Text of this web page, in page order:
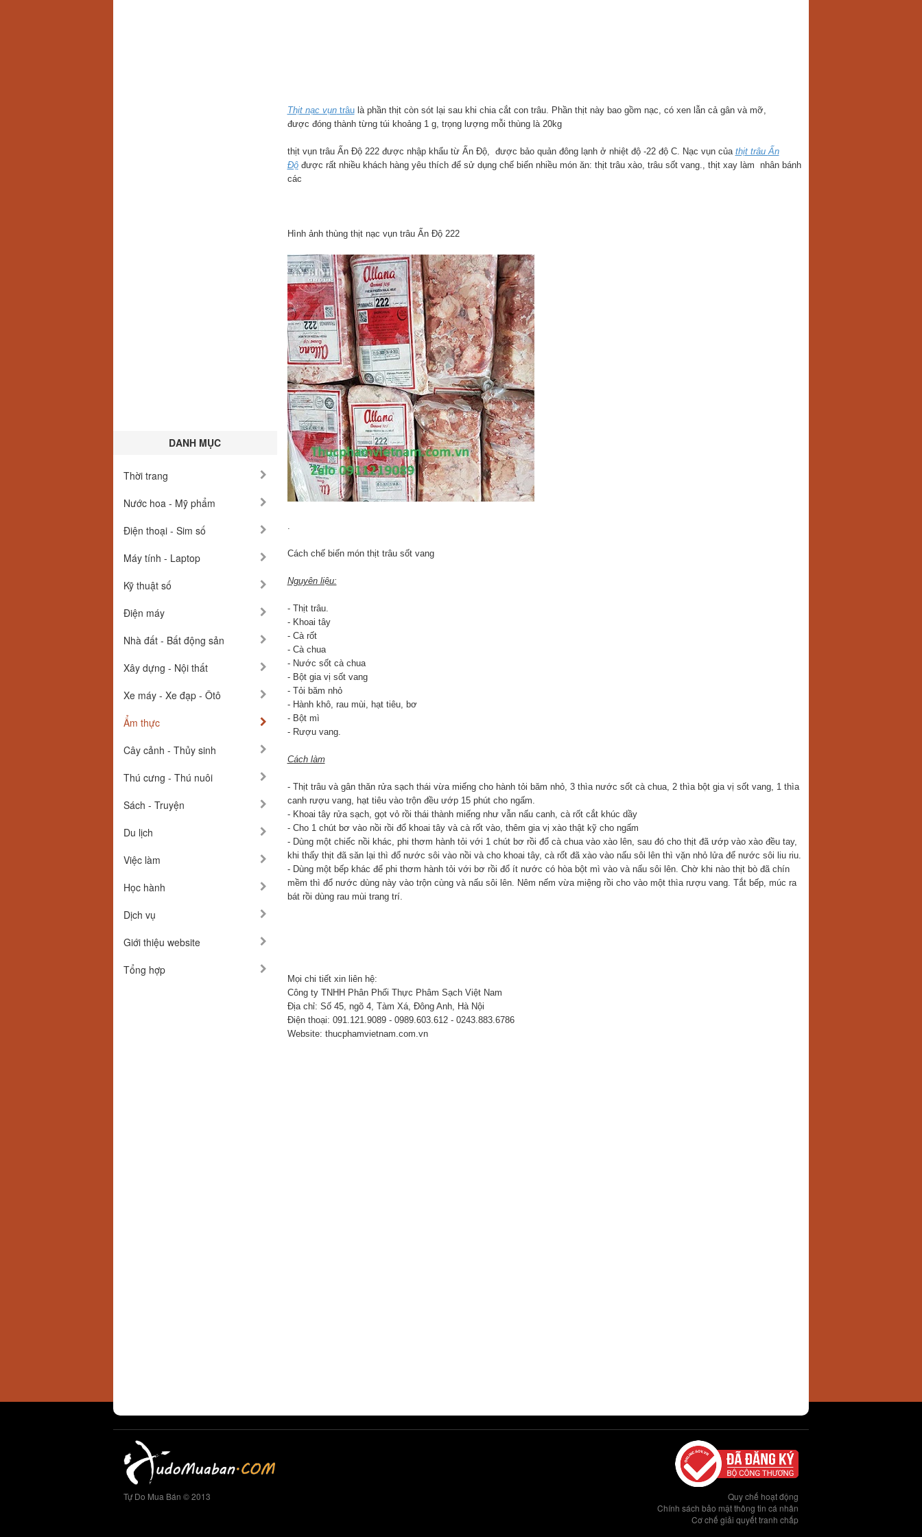
DANH MỤC
Thời trang
Nước hoa - Mỹ phẩm
Điện thoại - Sim số
Máy tính - Laptop
Kỹ thuật số
Điện máy
Nhà đất - Bất động sản
Xây dựng - Nội thất
Xe máy - Xe đạp - Ôtô
Ẩm thực
Cây cảnh - Thủy sinh
Thú cưng - Thú nuôi
Sách - Truyện
Du lịch
Việc làm
Học hành
Dịch vụ
Giới thiệu website
Tổng hợp
Thịt nạc vụntrâulà phần thịt còn sót lại sau khi chia cắt con trâu. Phần thịt này bao gồm nạc, có xen lẫn cả gân và mỡ,
được đóng thành từng túi khoảng 1 g, trọng lượng mỗi thùng là 20kg
thịt vụn trâu Ấn Độ 222 được nhập khẩu từ Ấn Độ, được bảo quản đông lạnh ở nhiệt độ -22 độ C. Nạc vụn của thịt trâuẤn
Độđược rất nhiều khách hàng yêu thích để sử dụng chế biến nhiều món ăn: thịt trâu xào, trâu sốt vang., thịt xay làm nhân bánh
các
Hình ảnh thùng thịt nạc vụn trâu Ấn Độ 222
.
Cách chế biến món thịt trâu sốt vang
Nguyên liệu:
- Thịt trâu.
- Khoai tây
- Cà rốt
- Cà chua
- Nước sốt cà chua
- Bột gia vị sốt vang
- Tỏi băm nhỏ
- Hành khô, rau mùi, hạt tiêu, bơ
- Bột mì
- Rượu vang.
Cách làm
- Thịt trâu và gân thăn rửa sạch thái vừa miếng cho hành tỏi băm nhỏ, 3 thìa nước sốt cà chua, 2 thìa bột gia vị sốt vang, 1 thìa
canh rượu vang, hạt tiêu vào trộn đều ướp 15 phút cho ngấm.
- Khoai tây rửa sạch, gọt vỏ rồi thái thành miếng như vẫn nấu canh, cà rốt cắt khúc dầy
- Cho 1 chút bơ vào nồi rồi đổ khoai tây và cà rốt vào, thêm gia vị xào thật kỹ cho ngấm
- Dùng một chiếc nồi khác, phi thơm hành tỏi với 1 chút bơ rồi đổ cà chua vào xào lên, sau đó cho thịt đã ướp vào xào đều tay,
khi thấy thịt đã săn lại thì đổ nước sôi vào nồi và cho khoai tây, cà rốt đã xào vào nấu sôi lên thì vặn nhỏ lửa để nước sôi liu riu.
- Dùng một bếp khác để phi thơm hành tỏi với bơ rồi đổ ít nước có hòa bột mì vào và nấu sôi lên. Chờ khi nào thịt bò đã chín
mềm thì đổ nước dùng này vào trộn cùng và nấu sôi lên. Nêm nếm vừa miệng rồi cho vào một thìa rượu vang. Tắt bếp, múc ra
bát rồi dùng rau mùi trang trí.
Mọi chi tiết xin liên hệ:
Công ty TNHH Phân Phối Thực Phâm Sạch Việt Nam
Địa chỉ: Số 45, ngõ 4, Tàm Xá, Đông Anh, Hà Nội
Điện thoại: 091.121.9089 - 0989.603.612 - 0243.883.6786
Website: thucphamvietnam.com.vn
Tự Do Mua Bán © 2013
Quy chế hoạt động
Chính sách bảo mật thông tin cá nhân
Cơ chế giải quyết tranh chấp